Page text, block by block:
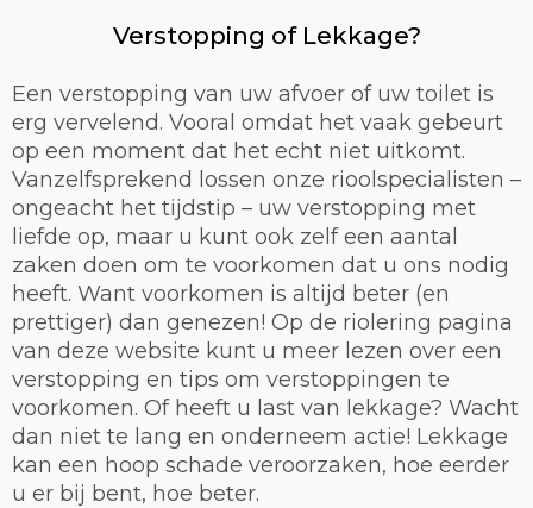
Verstopping of Lekkage?
Een verstopping van uw afvoer of uw toilet is
erg vervelend. Vooral omdat het vaak gebeurt
op een moment dat het echt niet uitkomt.
Vanzelfsprekend lossen onze rioolspecialisten –
ongeacht het tijdstip – uw verstopping met
liefde op, maar u kunt ook zelf een aantal
zaken doen om te voorkomen dat u ons nodig
heeft. Want voorkomen is altijd beter (en
prettiger) dan genezen! Op de riolering pagina
van deze website kunt u meer lezen over een
verstopping en tips om verstoppingen te
voorkomen. Of heeft u last van lekkage? Wacht
dan niet te lang en onderneem actie! Lekkage
kan een hoop schade veroorzaken, hoe eerder
u er bij bent, hoe beter.